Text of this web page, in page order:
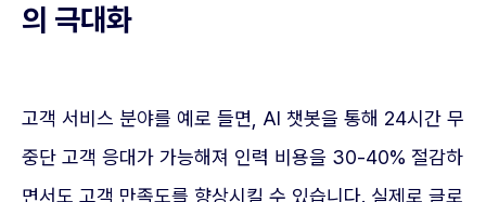
의 극대화
고객 서비스 분야를 예로 들면, AI 챗봇을 통해 24시간 무
중단 고객 응대가 가능해져 인력 비용을 30-40% 절감하
면서도 고객 만족도를 향상시킬 수 있습니다. 실제로 글로